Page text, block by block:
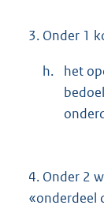
3. Onder 1
h.
het
4. Onder 2
«onderdeel